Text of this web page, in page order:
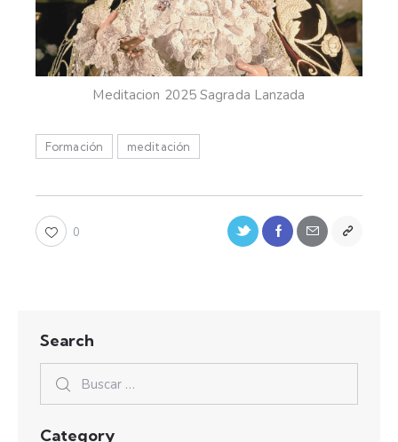
Meditacion 2025 Sagrada Lanzada
Formación meditación
0
Search
Category